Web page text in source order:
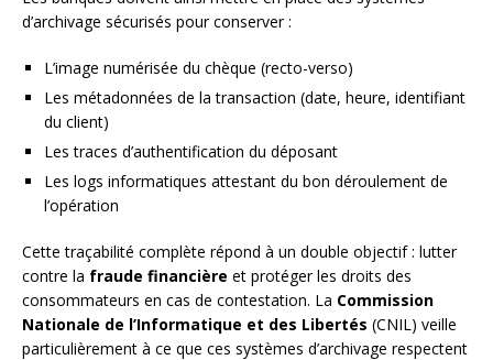
d’archivage sécurisés pour conserver :
L’image numérisée du chèque (recto-verso)
Les métadonnées de la transaction (date, heure, identifiant
du client)
Les traces d’authentification du déposant
Les logs informatiques attestant du bon déroulement de
l’opération
Cette traçabilité complète répond à un double objectif : lutter
contre la fraude financière et protéger les droits des
consommateurs en cas de contestation. La Commission
Nationale de l’Informatique et des Libertés (CNIL) veille
particulièrement à ce que ces systèmes d’archivage respectent